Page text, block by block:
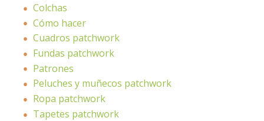
Colchas
Cómo hacer
Cuadros patchwork
Fundas patchwork
Patrones
Peluches y muñecos patchwork
Ropa patchwork
Tapetes patchwork